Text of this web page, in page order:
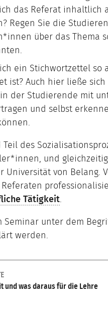
das Referat inhaltlich
Regen Sie die
über das Thema
ein Stichwortzettel so
ist? Auch hier ließe
der Studierende mit
und selbst
Teil des
und
Universität von Belang.
Tätigkeit.
Seminar unter dem
werden.
und was daraus für die Lehre